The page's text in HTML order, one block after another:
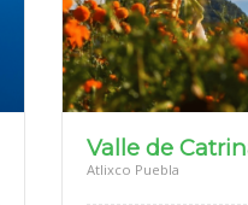
Valle de
Atlixco Puebla